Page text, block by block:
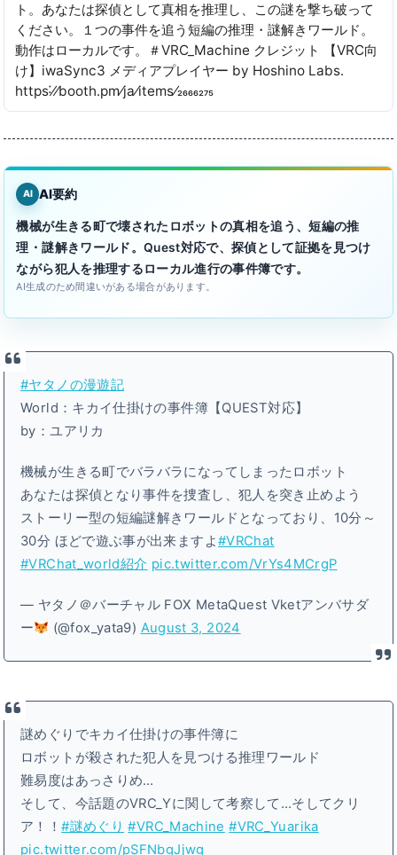
ト。あなたは探偵として真相を推理し、この謎を撃ち破って
ください。１つの事件を追う短編の推理・謎解きワールド。
動作はローカルです。＃VRC_Machine クレジット 【VRC向
け】iwaSync3 メディアプレイヤー by Hoshino Labs․
https˸⁄⁄booth․pm⁄ja⁄items⁄2666275
AI AI要約
機械が生きる町で壊されたロボットの真相を追う、短編の推
理・謎解きワールド。Quest対応で、探偵として証拠を見つけ
ながら犯人を推理するローカル進行の事件簿です。
AI生成のため間違いがある場合があります。
#ヤタノの漫遊記
World：キカイ仕掛けの事件簿【QUEST対応】
by：ユアリカ
機械が生きる町でバラバラになってしまったロボット
あなたは探偵となり事件を捜査し、犯人を突き止めよう
ストーリー型の短編謎解きワールドとなっており、10分～
30分 ほどで遊ぶ事が出来ますよ#VRChat
#VRChat_world紹介 pic.twitter.com/VrYs4MCrgP
— ヤタノ＠バーチャル FOX MetaQuest Vketアンバサダ
ー
(@fox_yata9) August 3, 2024
謎めぐりでキカイ仕掛けの事件簿に
ロボットが殺された犯人を見つける推理ワールド
難易度はあっさりめ…
そして、今話題のVRC_Yに関して考察して…そしてクリ
ア！！#謎めぐり #VRC_Machine #VRC_Yuarika
pic.twitter.com/pSFNbgJjwg